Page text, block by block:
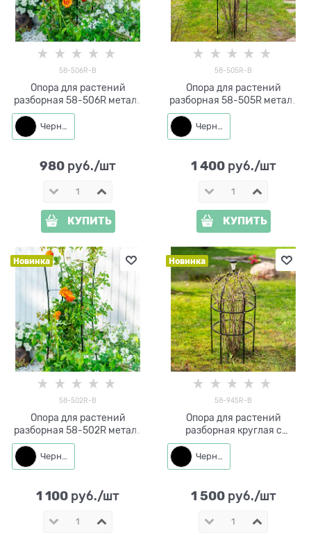
58-506R-B
Опора для растений
разборная 58-506R металл
высота 90 см
Черный
980 руб./шт
КУПИТЬ
58-505R-B
Опора для растений
разборная 58-505R металл
высота 150 см
Черный
1 400 руб./шт
КУПИТЬ
Новинка
58-502R-B
Опора для растений
разборная 58-502R металл
высота 90 см
Черный
1 100 руб./шт
Новинка
58-945R-B
Опора для растений
разборная круглая с
фонарём 58-945R металл
высота 83 см
Черный
1 500 руб./шт